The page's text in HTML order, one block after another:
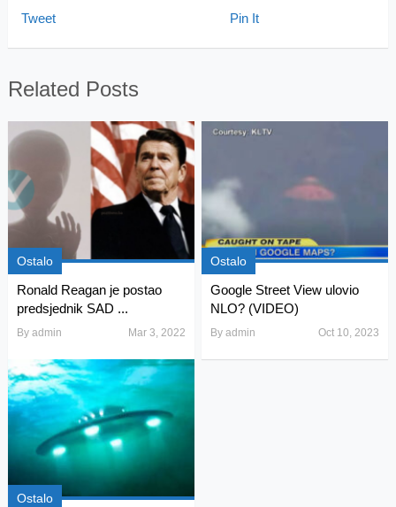
Tweet Pin It
Related Posts
Ostalo
Ronald Reagan je postao
predsjednik SAD ...
By admin Mar 3, 2022
Ostalo
Google Street View ulovio
NLO? (VIDEO)
Byadmin Oct 10, 2023
Ostalo